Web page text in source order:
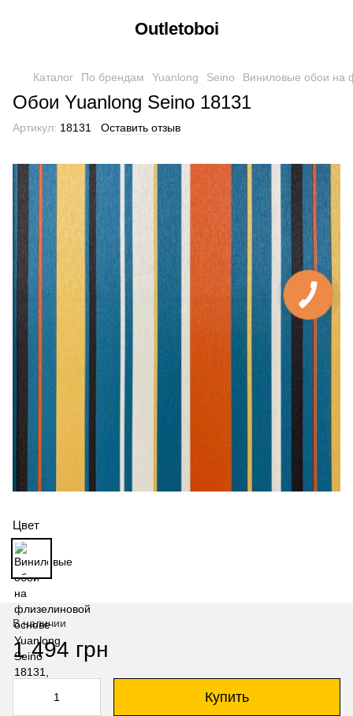
Outletoboi
Каталог По брендам Yuanlong Seino Виниловые обои на
Обои Yuanlong Seino 18131
Артикул: 18131 Оставить отзыв
Цвет
В наличии
1 494 грн
Купить